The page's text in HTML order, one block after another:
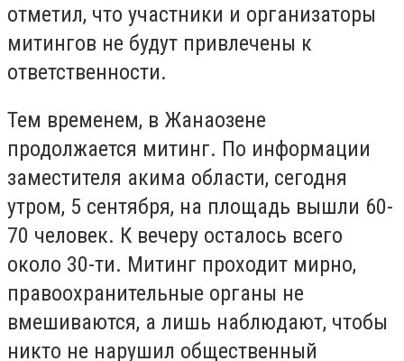
отметил, что участники и организаторы
митингов не будут привлечены к
ответственности.
Тем временем, в Жанаозене
продолжается митинг. По информации
заместителя акима области, сегодня
утром, 5 сентября, на площадь вышли 60-
70 человек. К вечеру осталось всего
около 30-ти. Митинг проходит мирно,
правоохранительные органы не
вмешиваются, а лишь наблюдают, чтобы
никто не нарушил общественный